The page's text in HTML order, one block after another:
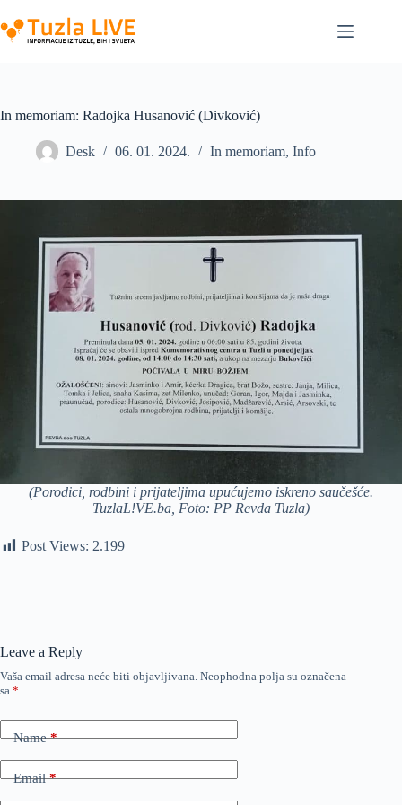
to
content
In memoriam: Radojka Husanović (Divković)
Desk 06. 01. 2024. In memoriam, Info
(Porodici, rodbini i prijateljima upućujemo iskreno saučešće.
TuzlaL!VE.ba, Foto: PP Revda Tuzla)
Post Views: 2.199
Leave a Reply
Vaša email adresa neće biti objavljivana. Neophodna polja su označena
sa *
Name*
Email*